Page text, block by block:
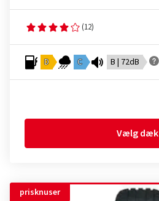
(12)
D C B | 72dB
Vælg dæk
prisknuser